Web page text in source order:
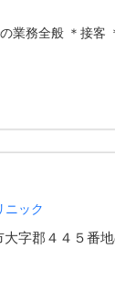
業務全般 ＊接客
ニック
字郡４４５番地